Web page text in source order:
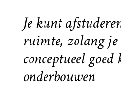
Je kunt
ruimte, zolang je
conceptueel
onderbouwen